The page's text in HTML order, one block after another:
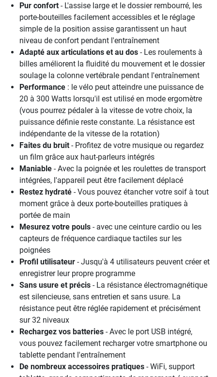
Pur confort - L'assise large et le dossier rembourré, les
porte-bouteilles facilement accessibles et le réglage
simple de la position assise garantissent un haut
niveau de confort pendant l'entraînement
Adapté aux articulations et au dos - Les roulements à
billes améliorent la fluidité du mouvement et le dossier
soulage la colonne vertébrale pendant l'entraînement
Performance : le vélo peut atteindre une puissance de
20 à 300 Watts lorsqu'il est utilisé en mode ergomètre
(vous pourrez pédaler à la vitesse de votre choix, la
puissance définie reste constante. La résistance est
indépendante de la vitesse de la rotation)
Faites du bruit - Profitez de votre musique ou regardez
un film grâce aux haut-parleurs intégrés
Maniable - Avec la poignée et les roulettes de transport
intégrées, l'appareil peut être facilement déplacé
Restez hydraté - Vous pouvez étancher votre soif à tout
moment grâce à deux porte-bouteilles pratiques à
portée de main
Mesurez votre pouls - avec une ceinture cardio ou les
capteurs de fréquence cardiaque tactiles sur les
poignées
Profil utilisateur - Jusqu'à 4 utilisateurs peuvent créer et
enregistrer leur propre programme
Sans usure et précis - La résistance électromagnétique
est silencieuse, sans entretien et sans usure. La
résistance peut être réglée rapidement et précisément
sur 32 niveaux
Rechargez vos batteries - Avec le port USB intégré,
vous pouvez facilement recharger votre smartphone ou
tablette pendant l'entraînement
De nombreux accessoires pratiques - WiFi, support